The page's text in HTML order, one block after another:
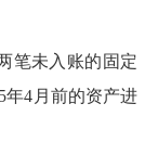
未入账的固定
年4月前的资产进